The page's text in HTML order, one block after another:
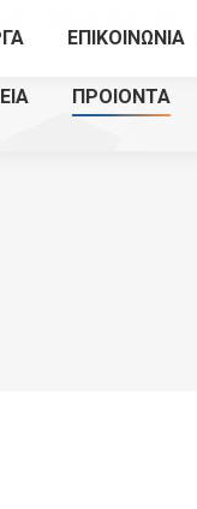
ΠΡΟΙΟΝΤΑ
ΕΠΙΚΟΙΝΩΝΙΑ